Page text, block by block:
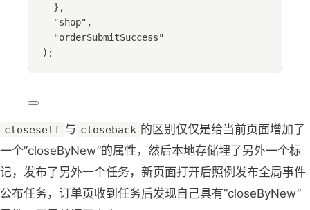
},
"shop" ,
"orderSubmitSuccess"
);
closeself 与 closeback 的区别仅仅是给当前页面增加了
一个”closeByNew”的属性，然后本地存储埋了另外一个标
记，发布了另外一个任务，新页面打开后照例发布全局事件
公布任务，订单页收到任务后发现自己具有”closeByNew”